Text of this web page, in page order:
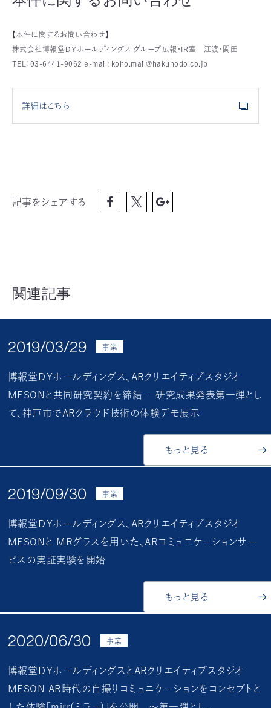
【本件に関するお問い合わせ】
株式会社博報堂ＤＹホールディングス グループ広報・IR室 江渡・関田
TEL：03-6441-9062 e-mail: koho.mail@hakuhodo.co.jp
詳細はこちら
記事をシェアする
関連記事
2019/03/29 事業
博報堂ＤＹホールディングス、ARクリエイティブスタジオ
MESONと共同研究契約を締結 ―研究成果発表第一弾とし
て、神戸市でARクラウド技術の体験デモ展示
もっと見る
2019/09/30 事業
博報堂ＤＹホールディングス、ARクリエイティブスタジオ
MESONと MRグラスを用いた、ARコミュニケーションサー
ビスの実証実験を開始
もっと見る
2020/06/30 事業
博報堂ＤＹホールディングスとARクリエイティブスタジオ
MESON AR時代の自撮りコミュニケーションをコンセプトと